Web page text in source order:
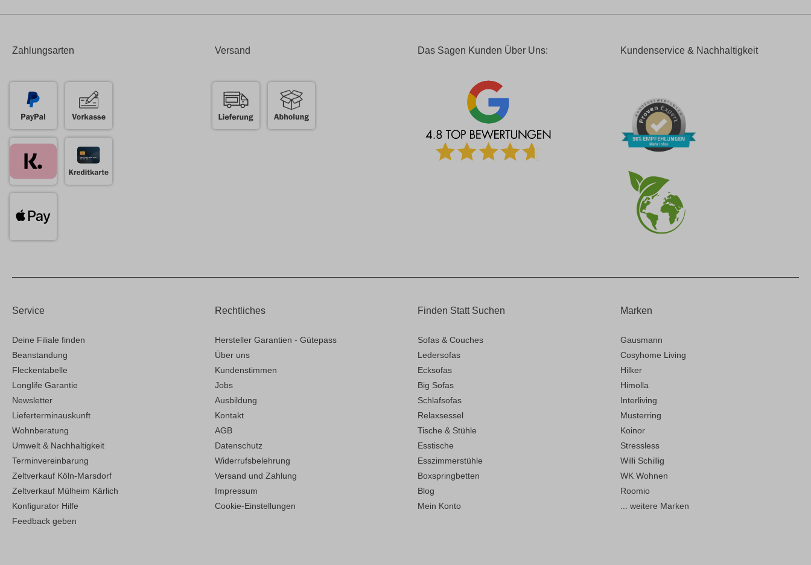
Zahlungsarten Versand Das Sagen Kunden Über Uns: Kundenservice & Nachhaltigkeit
Service
Deine Filiale finden
Beanstandung
Fleckentabelle
Longlife Garantie
Newsletter
Lieferterminauskunft
Wohnberatung
Umwelt & Nachhaltigkeit
Terminvereinbarung
Zeltverkauf Köln-Marsdorf
Zeltverkauf Mülheim Kärlich
Konfigurator Hilfe
Feedback geben
Rechtliches
Hersteller Garantien - Gütepass
Über uns
Kundenstimmen
Jobs
Ausbildung
Kontakt
AGB
Datenschutz
Widerrufsbelehrung
Versand und Zahlung
Impressum
Cookie-Einstellungen
Finden Statt Suchen
Sofas & Couches
Ledersofas
Ecksofas
Big Sofas
Schlafsofas
Relaxsessel
Tische & Stühle
Esstische
Esszimmerstühle
Boxspringbetten
Blog
Mein Konto
Marken
Gausmann
Cosyhome Living
Hilker
Himolla
Interliving
Musterring
Koinor
Stressless
Willi Schillig
WK Wohnen
Roomio
... weitere Marken